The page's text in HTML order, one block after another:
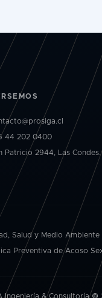
44 202 0400
Patricio 2944, Las
Salud y Medio Ambiente
Preventiva de Acoso